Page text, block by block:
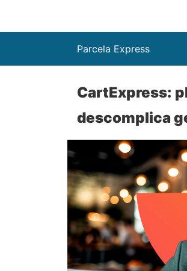
Parcela Express
CartExpress:
descomplica